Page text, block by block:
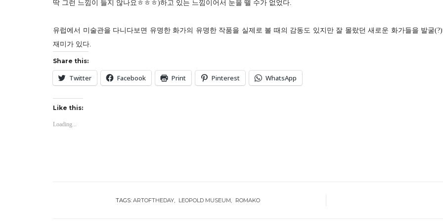
딱 그런 느낌이 들지 않나요ㅎㅎㅎ)하고 있는 느낌이어서 눈을 뗄 수가 없었다.
유럽에서 미술관을 다니다보면 유명한 화가의 유명한 작품을 실제로 볼 때의 감동도 있지만 잘 몰랐던 새로운 화가들을 발굴
재미가 있다.
Share this:
Twitter Facebook Print Pinterest WhatsApp
Like this:
Loading...
TAGS: ARTOFTHEDAY LEOPOLD MUSEUM ROMAKO